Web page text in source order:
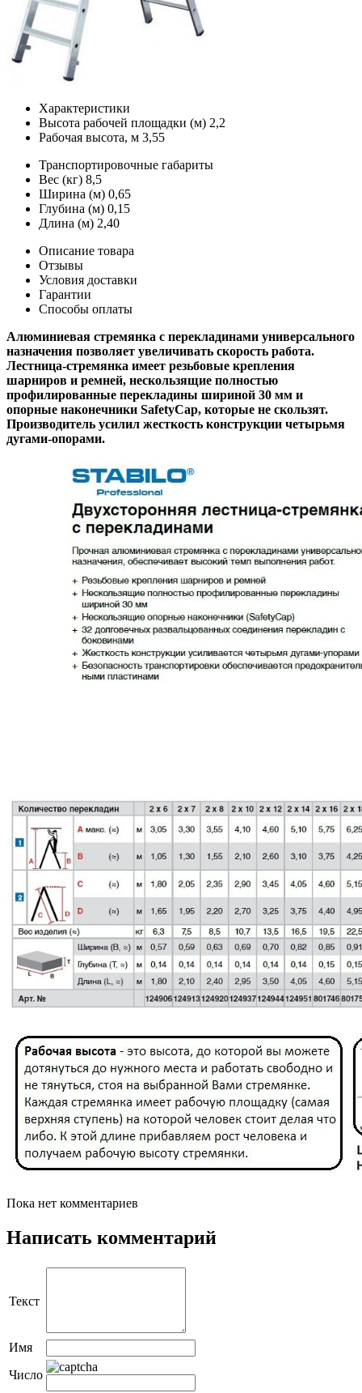
Характеристики
Высота рабочей площадки (м) 2,2
Рабочая высота, м 3,55
Транспортировочные габариты
Вес (кг) 8,5
Ширина (м) 0,65
Глубина (м) 0,15
Длина (м) 2,40
Описание товара
Отзывы
Условия доставки
Гарантии
Способы оплаты
Алюминиевая стремянка с перекладинами универсального
назначения позволяет увеличивать скорость работа.
Лестница-стремянка имеет резьбовые крепления
шарниров и ремней, нескользящие полностью
профилированные перекладины шириной 30 мм и
опорные наконечники SafetyCap, которые не скользят.
Производитель усилил жесткость конструкции четырьмя
дугами-опорами.
Пока нет комментариев
Написать комментарий
Текст
Имя
Число